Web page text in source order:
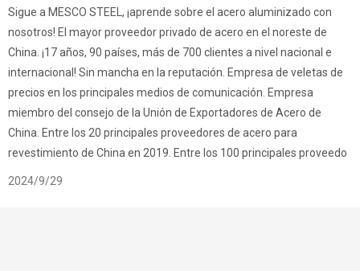
Sigue a MESCO STEEL, ¡aprende sobre el acero aluminizado con
nosotros! El mayor proveedor privado de acero en el noreste de
China. ¡17 años, 90 países, más de 700 clientes a nivel nacional e
internacional! Sin mancha en la reputación. Empresa de veletas de
precios en los principales medios de comunicación. Empresa
miembro del consejo de la Unión de Exportadores de Acero de
China. Entre los 20 principales proveedores de acero para
revestimiento de China en 2019. Entre los 100 principales proveedo
2024/9/29